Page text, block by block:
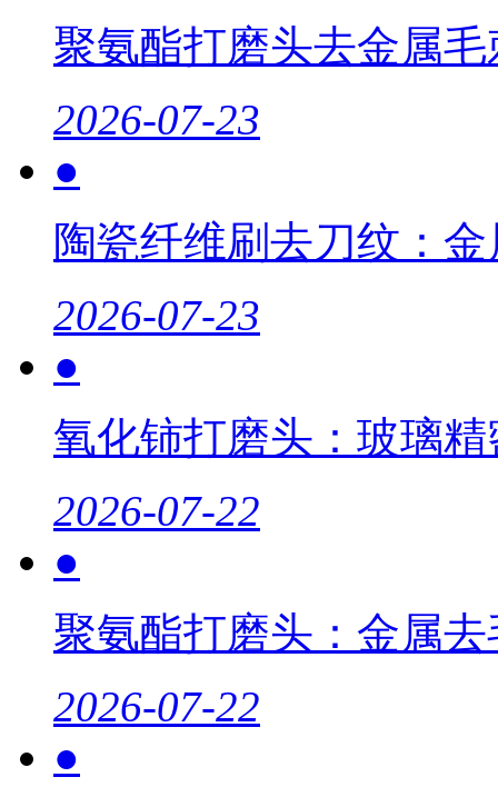
聚氨酯打磨头去金属
2026-07-23
●
陶瓷纤维刷去刀纹：
2026-07-23
●
氧化铈打磨头：玻璃
2026-07-22
●
聚氨酯打磨头：金属
2026-07-22
●